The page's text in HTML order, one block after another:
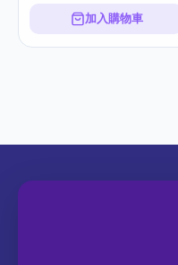
加入購物車